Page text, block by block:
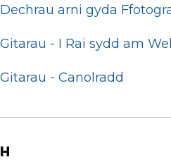
Dechrau arni gyda
Gitarau - I Rai sydd am
Gitarau - Canolradd
H